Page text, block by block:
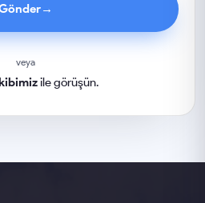
→
veya
ile görüşün.